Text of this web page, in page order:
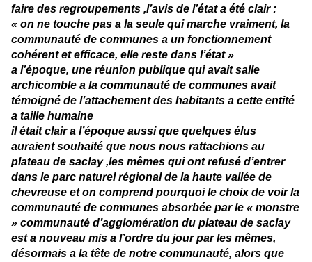
faire des regroupements ,l’avis de l’état a été clair :
« on ne touche pas a la seule qui marche vraiment, la
communauté de communes a un fonctionnement
cohérent et efficace, elle reste dans l’état »
a l’époque, une réunion publique qui avait salle
archicomble a la communauté de communes avait
témoigné de l’attachement des habitants a cette entité
a taille humaine
il était clair a l’époque aussi que quelques élus
auraient souhaité que nous nous rattachions au
plateau de saclay ,les mêmes qui ont refusé d’entrer
dans le parc naturel régional de la haute vallée de
chevreuse et on comprend pourquoi le choix de voir la
communauté de communes absorbée par le « monstre
» communauté d’agglomération du plateau de saclay
est a nouveau mis a l’ordre du jour par les mêmes,
désormais a la tête de notre communauté, alors que